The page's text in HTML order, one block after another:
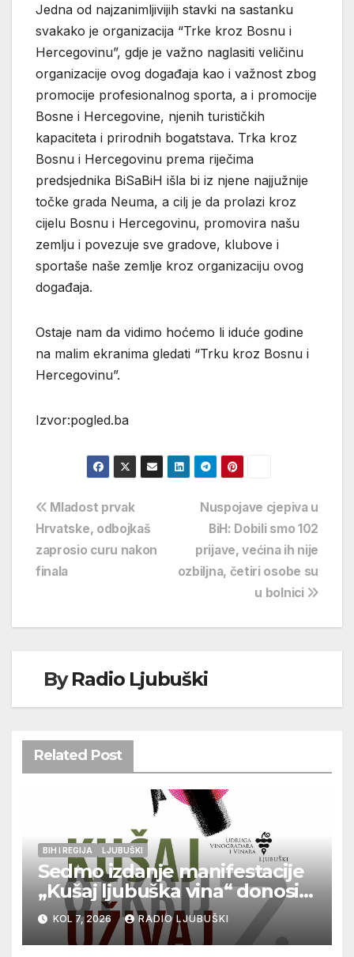
Jedna od najzanimljivijih stavki na sastanku
svakako je organizacija “Trke kroz Bosnu i
Hercegovinu”, gdje je važno naglasiti veličinu
organizacije ovog događaja kao i važnost zbog
promocije profesionalnog sporta, a i promocije
Bosne i Hercegovine, njenih turističkih
kapaciteta i prirodnih bogatstava. Trka kroz
Bosnu i Hercegovinu prema riječima
predsjednika BiSaBiH išla bi iz njene najjužnije
točke grada Neuma, a cilj je da prolazi kroz
cijelu Bosnu i Hercegovinu, promovira našu
zemlju i povezuje sve gradove, klubove i
sportaše naše zemlje kroz organizaciju ovog
događaja.
Ostaje nam da vidimo hoćemo li iduće godine
na malim ekranima gledati “Trku kroz Bosnu i
Hercegovinu”.
Izvor:pogled.ba
Navigacija
objava
Nuspojave cjepiva u
BiH: Dobili smo 102
prijave, većina ih nije
ozbiljna, četiri osobe su
u bolnici
Mladost prvak
Hrvatske, odbojkaš
zaprosio curu nakon
finala
ByRadio Ljubuški
Related Post
BIH I REGIJA LJUBUŠKI
Sedmo izdanje manifestacije
„Kušaj ljubuška vina“ donosi
vrhunska vina, gastronomiju i
glazbu
KOL 7, 2026 RADIO LJUBUŠKI